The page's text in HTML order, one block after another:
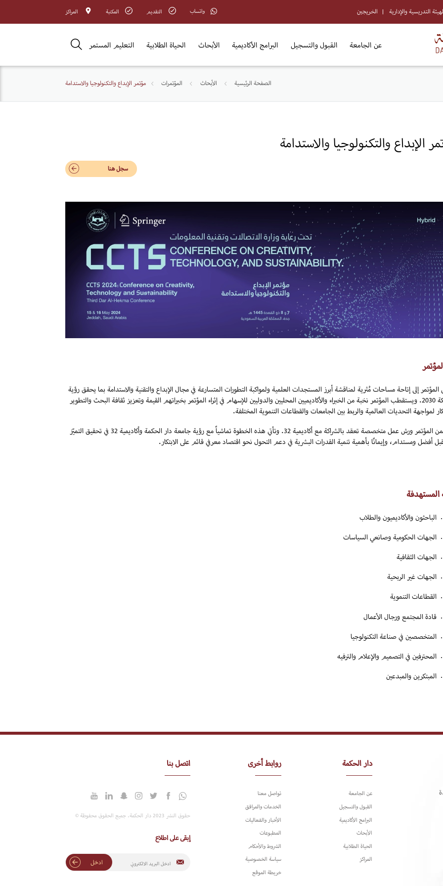
التدريسية والإدارية الخريجين واتساب التقديم المكتبة المراكز
عن الجامعة القبول والتسجيل البرامج الأكاديمية الأبحاث الحياة الطلابية التعليم المستمر
الصفحة الرئيسية الأبحاث المؤتمرات مؤتمر الإبداع والتكنولوجيا والاستدامة
الإبداع والتكنولوجيا والاستدامة
سجل هنا
إلى إتاحة مساحات مُثرية لمناقشة أبرز المستجدات العلمية ولمواكبة التطورات المتسارعة في مجال الإبداع والتقنية والاستدامة بما يحقق رؤية
المملكة 2030. ويستقطب المؤتمر نخبة من الخبراء والأكاديميين المحليين والدوليين للإسهام في إثراء المؤتمر بخبراتهم القيمة وتعزيز ثقافة البحث والتطوير
لمواجهة التحديات العالمية والربط بين الجامعات والقطاعات التنموية المختلفة.
ويتضمن المؤتمر ورش عمل متخصصة تعقد بالشراكة مع أكاديمية 32. وتأتي هذه الخطوة تماشياً مع رؤية جامعة دار الحكمة وأكاديمية 32 في تحقيق التميّز
أفضل ومستدام، وإيمانًا بأهمية تنمية القدرات البشرية في دعم التحول نحو اقتصاد معرفي قائم على الابتكار.
المستهدفة
الباحثون والأكاديميون والطلاب
الجهات الحكومية وصانعي السياسات
الجهات الثقافية
الجهات غير الربحية
القطاعات التنموية
قادة المجتمع ورجال الأعمال
المتخصصين في صناعة التكنولوجيا
المحترفين في التصميم والإعلام والترفيه
المبتكرين والمبدعين
دار الحكمة
عن الجامعة
القبول والتسجيل
البرامج الأكاديمية
الأبحاث
الحياة الطلابية
المراكز
روابط أخرى
تواصل معنا
الخدمات والمرافق
الأخبار والفعاليات
المطبوعات
الشروط والأحكام
سياسة الخصوصية
خريطة الموقع
اتصل بنا
حقوق النشر 2023 دار الحكمة. جميع الحقوق محفوظة ©
إبقى على اطلاع
ادخل